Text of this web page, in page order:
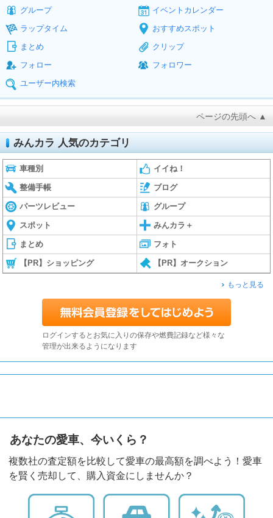
グループ
イベントカレンダー
ラップタイム
おすすめスポット
まとめ
クリップ
フォロー
フォロワー
ユーザー内検索
ページの先頭へ ▲
みんカラ 人気のカテゴリ
車種別 イイね！
整備手帳 ブログ
パーツレビュー グループ
スポット みんカラ＋
まとめ フォト
【PR】ショッピング 【PR】オークション
もっと見る
ログインするとお気に入りの保存や燃費記録など様々な
管理が出来るようになります
あなたの愛車、今いくら？
複数社の査定額を比較して愛車の最高額を調べよう！愛車
を賢く売却して、購入資金にしませんか？